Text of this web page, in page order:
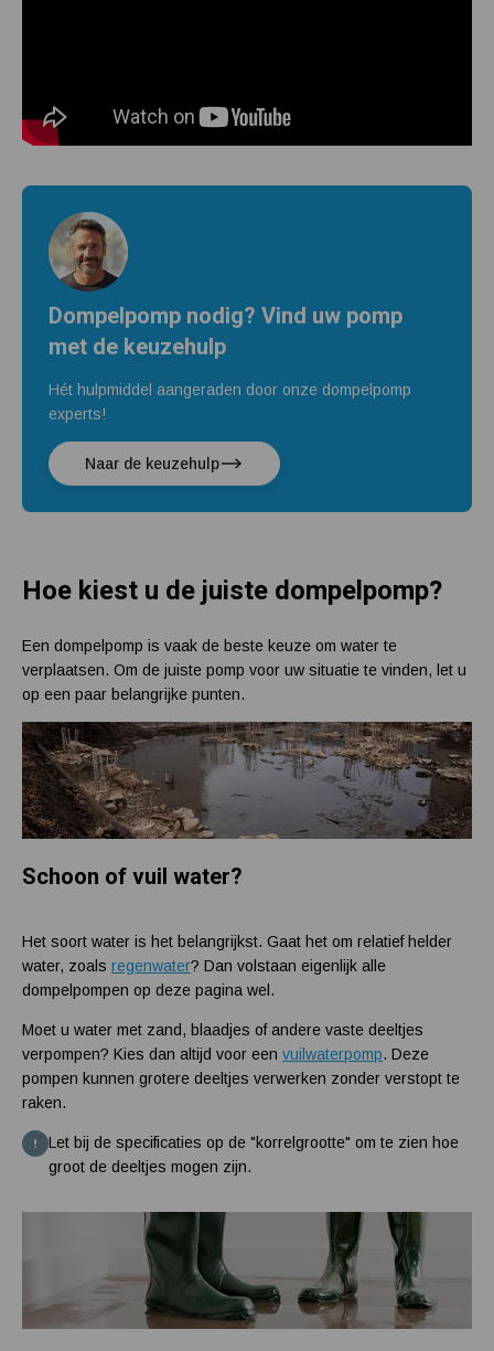
Dompelpomp nodig? Vind uw pomp
met de keuzehulp
Hét hulpmiddel aangeraden door onze dompelpomp
experts!
Naar de keuzehulp
Hoe kiest u de juiste dompelpomp?
Een dompelpomp is vaak de beste keuze om water te
verplaatsen. Om de juiste pomp voor uw situatie te vinden, let u
op een paar belangrijke punten.
Schoon of vuil water?
Het soort water is het belangrijkst. Gaat het om relatief helder
water, zoals regenwater? Dan volstaan eigenlijk alle
dompelpompen op deze pagina wel.
Moet u water met zand, blaadjes of andere vaste deeltjes
verpompen? Kies dan altijd voor een vuilwaterpomp. Deze
pompen kunnen grotere deeltjes verwerken zonder verstopt te
raken.
Let bij de specificaties op de "korrelgrootte" om te zien hoe
groot de deeltjes mogen zijn.